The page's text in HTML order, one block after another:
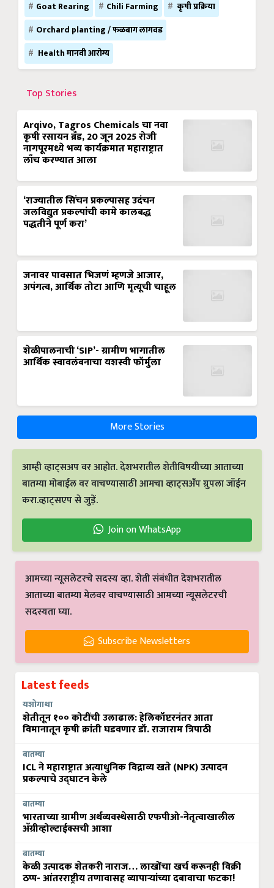
Goat Rearing Chili Farming
कृषी प्रक्रिया
Orchard planting / फळबाग लागवड
Health मानवी आरोग्य
Top Stories
Arqivo, Tagros Chemicals चा नवा
कृषी रसायन ब्रँड, 20 जून 2025 रोजी
नागपूरमध्ये भव्य कार्यक्रमात महाराष्ट्रात
लाँच करण्यात आला
‘राज्यातील सिंचन प्रकल्पासह उदंचन
जलविद्युत प्रकल्पांची कामे कालबद्ध
पद्धतीने पूर्ण करा’
जनावर पावसात भिजणं म्हणजे आजार,
अपंगत्व, आर्थिक तोटा आणि मृत्यूची चाहूल
शेळीपालनाची ‘SIP’- ग्रामीण भागातील
आर्थिक स्वावलंबनाचा यशस्वी फॉर्मुला
More Stories
आम्ही व्हाट्सअप वर आहोत. देशभरातील शेतीविषयीच्या आताच्या
बातम्या मोबाईल वर वाचण्यासाठी आमचा व्हाट्सअँप ग्रुपला जॉईन
करा.व्हाट्सएप से जुड़ें.
Join on WhatsApp
आमच्या न्यूसलेटरचे सदस्य व्हा. शेती संबंधीत देशभरातील
आताच्या बातम्या मेलवर वाचण्यासाठी आमच्या न्यूसलेटरची
सदस्यता घ्या.
Subscribe Newsletters
Latest feeds
यशोगाथा
शेतीतून १०० कोटींची उलाढाल: हेलिकॉप्टरनंतर आता
विमानातून कृषी क्रांती घडवणार डॉ. राजाराम त्रिपाठी
बातम्या
ICL ने महाराष्ट्रात अत्याधुनिक विद्राव्य खते (NPK) उत्पादन
प्रकल्पाचे उद्घाटन केले
बातम्या
भारताच्या ग्रामीण अर्थव्यवस्थेसाठी एफपीओ-नेतृत्वाखालील
अ‍ॅग्रीव्होल्टाईक्सची आशा
बातम्या
केळी उत्पादक शेतकरी नाराज… लाखोंचा खर्च करूनही विक्री
ठप्प- आंतरराष्ट्रीय तणावासह व्यापाऱ्यांच्या दबावाचा फटका!